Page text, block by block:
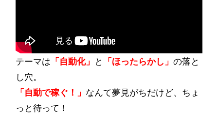
テーマは 「自動化」 と 「ほったらかし」 の落と
し穴。
「自動で稼ぐ！」 なんて夢見がちだけど、ちょ
っと待って！